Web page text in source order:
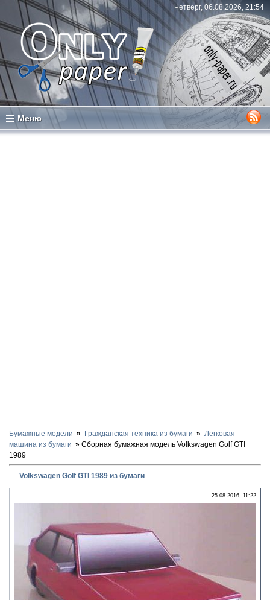
Четверг, 06.08.2026, 21:54
Меню
Бумажные модели Гражданская техника из бумаги
Легковая
машина из бумаги
Сборная бумажная модель Volkswagen Golf GTI
1989
Volkswagen Golf GTI 1989 из бумаги
25.08.2016, 11:22